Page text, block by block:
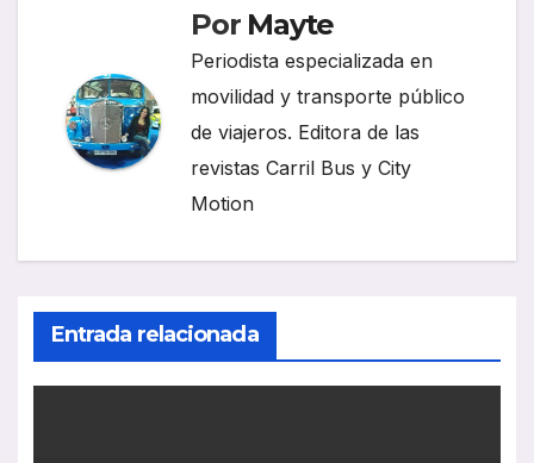
Por Mayte
Periodista especializada en
movilidad y transporte público
de viajeros. Editora de las
revistas Carril Bus y City
Motion
Entrada relacionada